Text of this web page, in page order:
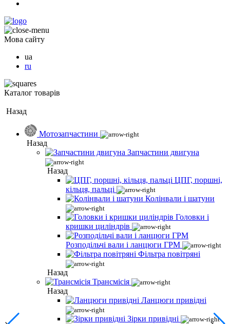
Мова сайту
ua
ru
Каталог товарів
Назад
Мотозапчастини
Назад
Запчастини двигуна
Назад
ЦПГ, поршні,
кільця, пальці
Колінвали і шатуни
Головки і
кришки циліндрів
Розподільчі вали і ланцюги ГРМ
Фільтра повітряні
Назад
Трансмісія
Назад
Ланцюги привідні
Зірки привідні